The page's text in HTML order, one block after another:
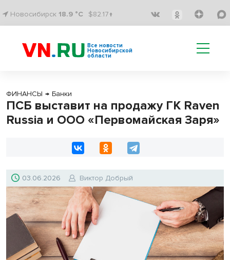
Новосибирск 18.9 °C $82.17↑
Все новости
Новосибирской
области
ФИНАНСЫ → Банки
ПСБ выставит на продажу ГК Raven
Russia и ООО «Первомайская Заря»
03.06.2026 Виктор Добрый